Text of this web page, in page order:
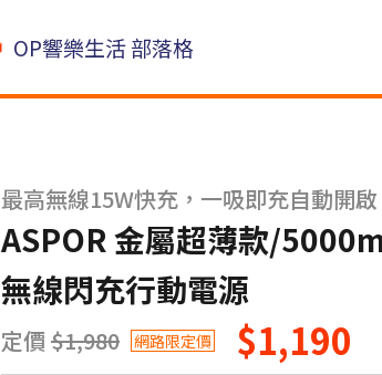
OP響樂生活 部落格
最高無線15W快充，一吸即充自動開
ASPOR 金屬超薄款/
無線閃充行動電源
定價 $1,980 網路限定價 $1,190